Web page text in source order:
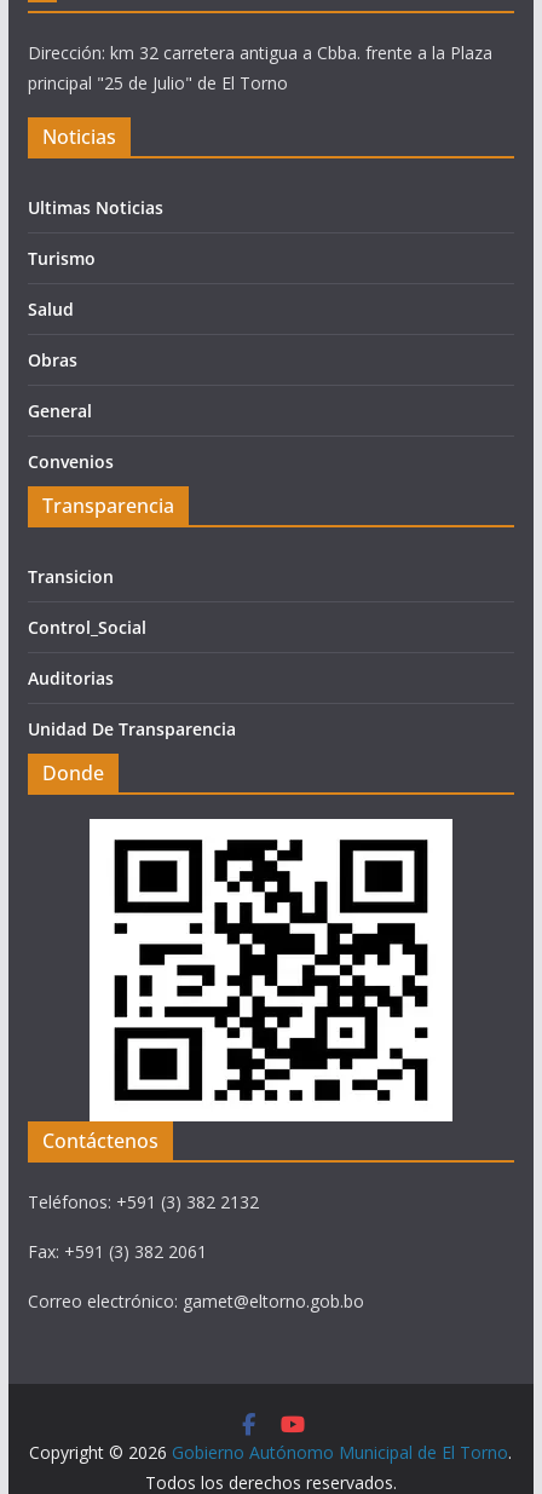
Dirección: km 32 carretera antigua a Cbba. frente a la Plaza
principal "25 de Julio" de El Torno
Noticias
Ultimas Noticias
Turismo
Salud
Obras
General
Convenios
Transparencia
Transicion
Control_Social
Auditorias
Unidad De Transparencia
Donde
Contáctenos
Teléfonos: +591 (3) 382 2132
Fax: +591 (3) 382 2061
Correo electrónico: gamet@eltorno.gob.bo
Copyright © 2026 Gobierno Autónomo Municipal de El Torno.
Todos los derechos reservados.